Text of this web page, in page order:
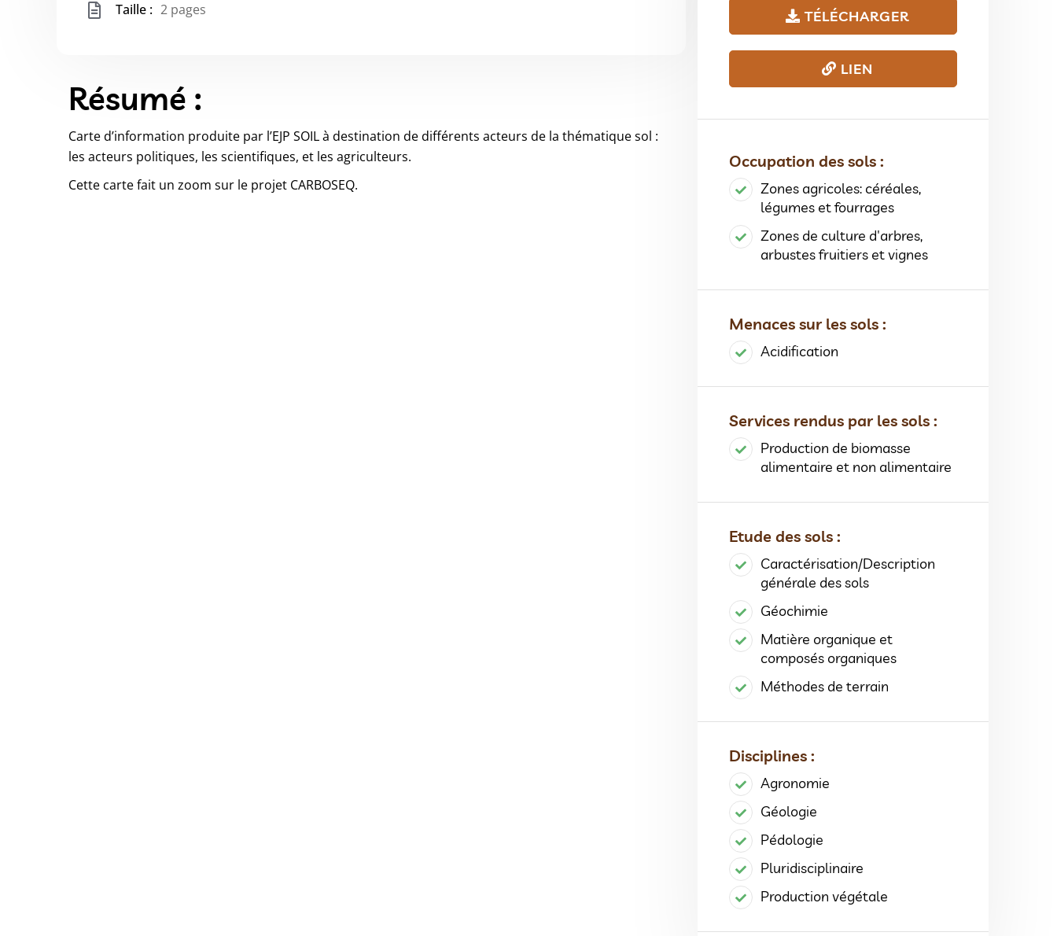
Taille : 2 pages
Résumé :
Carte d’information produite par l’EJP SOIL à destination de différents acteurs de la thématique sol :
les acteurs politiques, les scientifiques, et les agriculteurs.
Cette carte fait un zoom sur le projet CARBOSEQ.
TÉLÉCHARGER
LIEN
Occupation des sols :
Zones agricoles: céréales,
légumes et fourrages
Zones de culture d'arbres,
arbustes fruitiers et vignes
Menaces sur les sols :
Acidification
Services rendus par les sols :
Production de biomasse
alimentaire et non alimentaire
Etude des sols :
Caractérisation/Description
générale des sols
Géochimie
Matière organique et
composés organiques
Méthodes de terrain
Disciplines :
Agronomie
Géologie
Pédologie
Pluridisciplinaire
Production végétale